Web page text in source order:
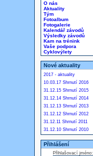
O nás
Aktuality
Tým
Fotoalbum
Fotogalerie
Kalendář závodů
Výsledky závodů
Kam na trénink
Vaše podpora
Cyklovýlety
Nové aktuality
2017 - aktuality
10.03.17 Shrnutí 2016
31.12.15 Shrnutí 2015
31.12.14 Shrnutí 2014
31.12.13 Shrnutí 2013
31.12.12 Shrnutí 2012
31.12.11 Shrnutí 2011
31.12.10 Shrnutí 2010
Přihlášení
Přihlašovací jméno: